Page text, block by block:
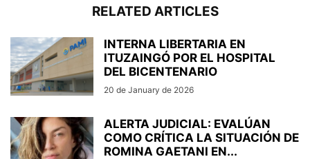
RELATED ARTICLES
INTERNA LIBERTARIA EN
ITUZAINGÓ POR EL HOSPITAL
DEL BICENTENARIO
20 de January de 2026
ALERTA JUDICIAL: EVALÚAN
COMO CRÍTICA LA SITUACIÓN DE
ROMINA GAETANI EN...